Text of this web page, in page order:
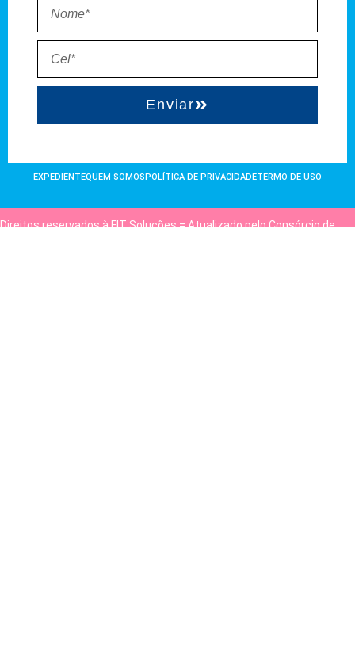
Enviar
EXPEDIENTEQUEM SOMOS POLÍTICA DE PRIVACIDADETERMO DE USO
Direitos reservados à FIT Soluções = Atualizado pelo Consórcio de